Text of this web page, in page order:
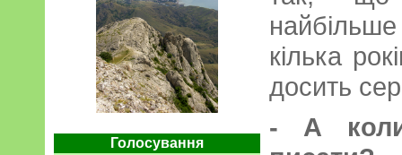
Голосування
кілька
досить
- А коли